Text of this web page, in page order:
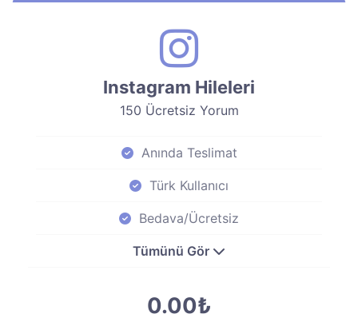
Instagram Hileleri
150 Ücretsiz Yorum
Anında Teslimat
Türk Kullanıcı
Bedava/Ücretsiz
Tümünü Gör
0.00₺